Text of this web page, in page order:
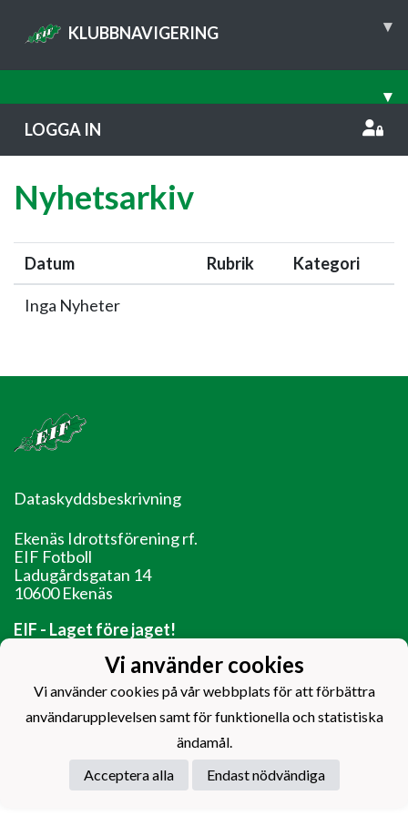
KLUBBNAVIGERING ▾
▾
LOGGA IN
Nyhetsarkiv
Datum Rubrik Kategori
Inga Nyheter
Dataskyddsbeskrivning
Ekenäs Idrottsförening rf.
EIF Fotboll
Ladugårdsgatan 14
10600 Ekenäs
EIF - Laget före jaget!
Vi använder cookies
Vi använder cookies på vår webbplats för att förbättra
användarupplevelsen samt för funktionella och statistiska
ändamål.
Acceptera alla
Endast nödvändiga